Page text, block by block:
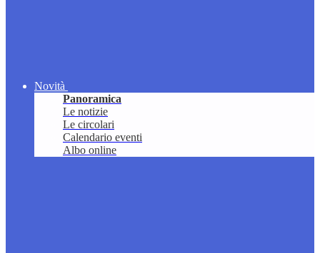
Novità
Panoramica
Le notizie
Le circolari
Calendario eventi
Albo online